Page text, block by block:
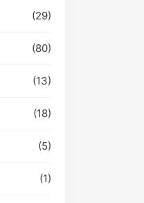
(29)
(80)
(13)
(18)
(5)
(1)